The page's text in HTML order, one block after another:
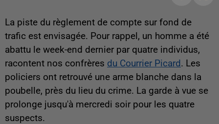
La piste du règlement de compte sur fond de
trafic est envisagée. Pour rappel, un homme a été
abattu le week-end dernier par quatre individus,
racontent nos confrères du Courrier Picard. Les
policiers ont retrouvé une arme blanche dans la
poubelle, près du lieu du crime. La garde à vue se
prolonge jusqu'à mercredi soir pour les quatre
suspects.